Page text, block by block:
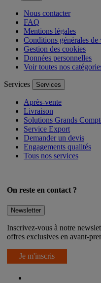
Nous contacter
FAQ
Mentions légales
Conditions générales de
Gestion des cookies
Données personnelles
Voir toutes nos
Services Services
Après-vente
Livraison
Solutions Grands
Service Export
Demander un devis
Engagements qualités
Tous nos services
On reste en contact ?
Newsletter
Inscrivez-vous à notre
offres exclusives en avant-
Je m'inscris